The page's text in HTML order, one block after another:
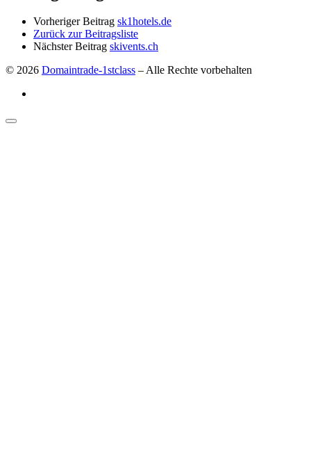
Vorheriger Beitrag sk1hotels.de
Zurück zur Beitragsliste
Nächster Beitrag skivents.ch
© 2026 Domaintrade-1stclass –Alle Rechte vorbehalten